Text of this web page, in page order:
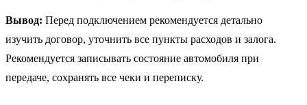
Вывод: Перед подключением рекомендуется детально
изучить договор, уточнить все пункты расходов и залога.
Рекомендуется записывать состояние автомобиля при
передаче, сохранять все чеки и переписку.